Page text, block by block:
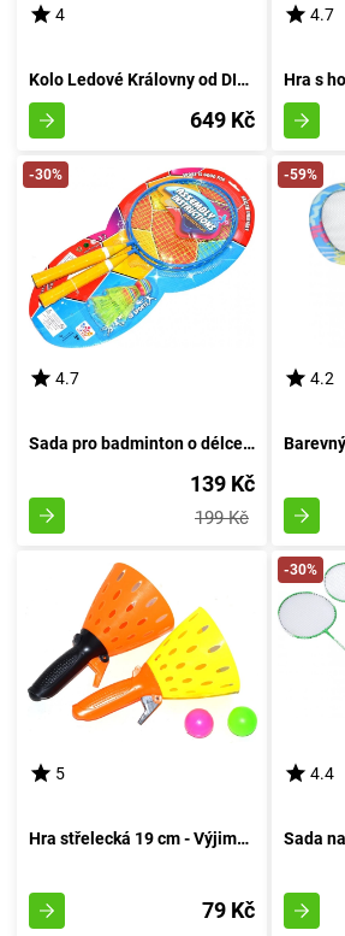
4
Kolo Ledové Královny od DINO Bikes
649 Kč
4.7
-30%
4.7
Sada pro badminton o délce 44 centimetrů
139 Kč
199 Kč
-59%
4.2
5
Hra střelecká 19 cm - Výjimečná Nabídka!
79 Kč
-30%
4.4